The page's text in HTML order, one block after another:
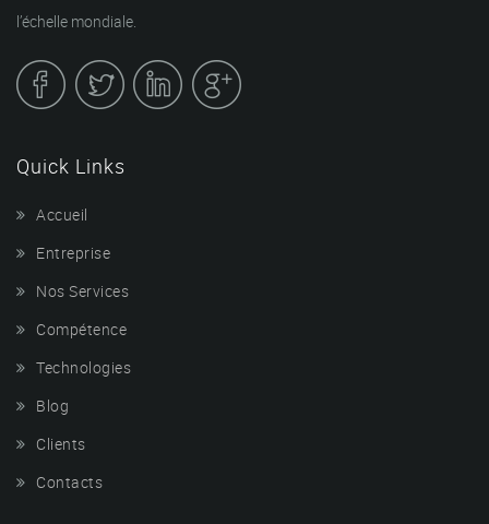
l’échelle mondiale.
Quick Links
Accueil
Entreprise
Nos Services
Compétence
Technologies
Blog
Clients
Contacts